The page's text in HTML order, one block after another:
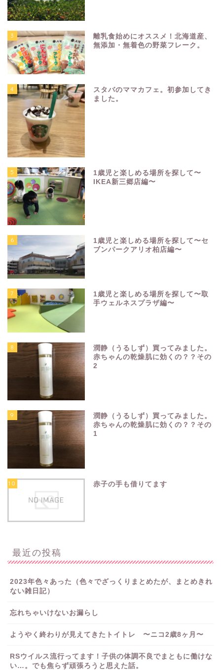
3
離乳食始めにオススメ！北海道産、
無添加・無着色の野菜フレーク。
4
スタバのママカフェ。初参加してき
ました。
5
1歳児と楽しめる場所を探して〜
IKEA新三郷店編〜
6
1歳児と楽しめる場所を探して〜セ
ブンパークアリオ柏店編〜
7
1歳児と楽しめる場所を探して〜取
手ウェルネスプラザ編〜
8
潤静（うるしず）買ってみました。
赤ちゃんの乾燥肌に効くの？？その
2
9
潤静（うるしず）買ってみました。
赤ちゃんの乾燥肌に効くの？？その
1
10 赤子の手も借りてます
最近の投稿
2023年色々あった（色々でざっくりまとめたが、まとめきれ
ない雑日記）
忘れちゃいけないお漏らし
ようやく終わりが見えてきたトイトレ 〜ニコ2歳8ヶ月〜
RSウイルス流行ってます！子供の体調不良でまともに働けな
い…。でも焦らず頑張ろうと思えた話。